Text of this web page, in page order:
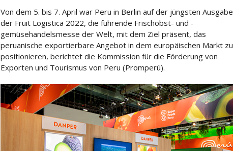
Von dem 5. bis 7. April war Peru in Berlin auf der jüngsten Ausgabe
der Fruit Logistica 2022, die führende Frischobst- und -
gemüsehandelsmesse der Welt, mit dem Ziel präsent, das
peruanische exportierbare Angebot in dem europäischen Markt zu
positionieren, berichtet die Kommission für die Förderung von
Exporten und Tourismus von Peru (Promperú).